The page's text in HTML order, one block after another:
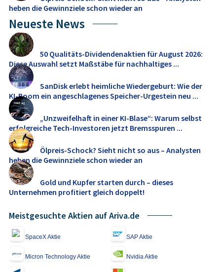
heben die Gewinnziele schon wieder an
Neueste News
50 Qualitäts-Dividendenaktien für August 2026:
Diese Auswahl setzt Maßstäbe für nachhaltiges ...
SanDisk erlebt heimliche Wiedergeburt: Wie der
KI-Boom ein angeschlagenes Speicher-Urgestein neu ...
„Unzweifelhaft in einer KI-Blase“: Warum selbst
erfolgreiche Tech-Investoren jetzt Bremsspuren ...
Ölpreis-Schock? Sieht nicht so aus – Analysten
heben die Gewinnziele schon wieder an
Gold und Kupfer starten durch – dieses
Unternehmen profitiert gleich doppelt!
Meistgesuchte Aktien auf Ariva.de
SpaceX Aktie SAP Aktie
Micron Technology Aktie Nvidia Aktie